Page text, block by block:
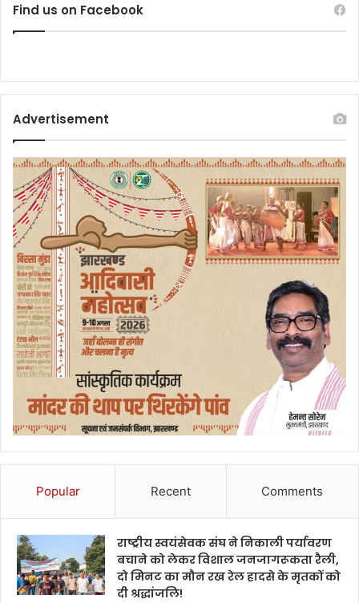
Find us on Facebook
Advertisement
Popular Recent Comments
राष्ट्रीय स्वयंसेवक संघ ने निकाली पर्यावरण
बचाने को लेकर विशाल जनजागरूकता रैली,
दो मिनट का मौन रख रेल हादसे के मृतकों को
दी श्रद्धांजलि!